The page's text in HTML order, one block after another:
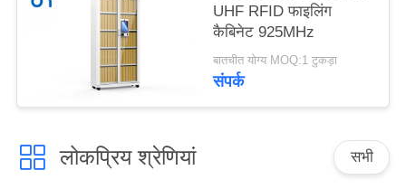
UHF RFID फाइलिंग
कैबिनेट 925MHz
बातचीत योग्य MOQ:1 टुकड़ा
संपर्क
लोकप्रिय श्रेणियां सभी